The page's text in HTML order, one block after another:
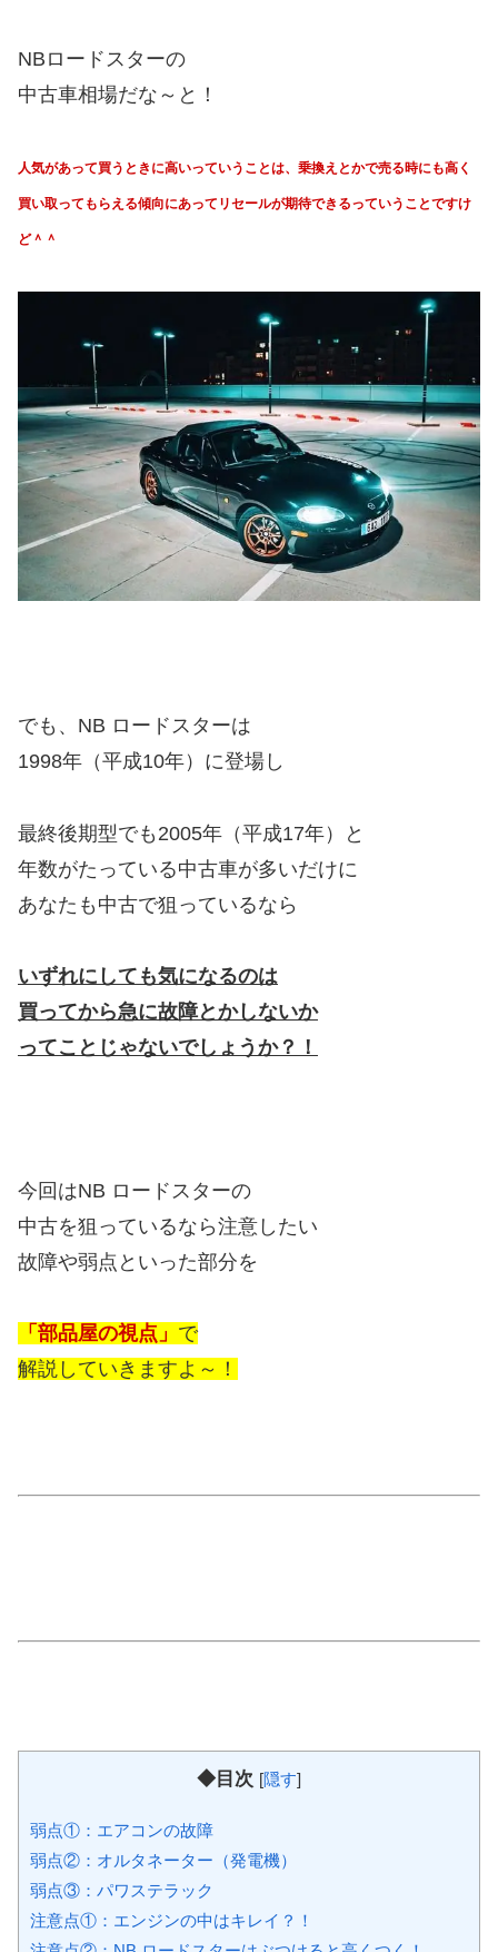
NBロードスターの
中古車相場だな～と！
人気があって買うときに高いっていうことは、乗換えとかで売る時にも高く
買い取ってもらえる傾向にあってリセールが期待できるっていうことですけ
ど＾＾
でも、NB ロードスターは
1998年（平成10年）に登場し
最終後期型でも2005年（平成17年）と
年数がたっている中古車が多いだけに
あなたも中古で狙っているなら
いずれにしても気になるのは
買ってから急に故障とかしないか
ってことじゃないでしょうか？！
今回はNB ロードスターの
中古を狙っているなら注意したい
故障や弱点といった部分を
「部品屋の視点」 で
解説していきますよ～！
◆目次 [隠す]
弱点①：エアコンの故障
弱点②：オルタネーター（発電機）
弱点③：パワステラック
注意点①：エンジンの中はキレイ？！